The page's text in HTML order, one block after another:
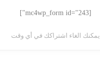
[mc4wp_form id="243"]
يمكنك الغاء اشتراكك في أي وقت